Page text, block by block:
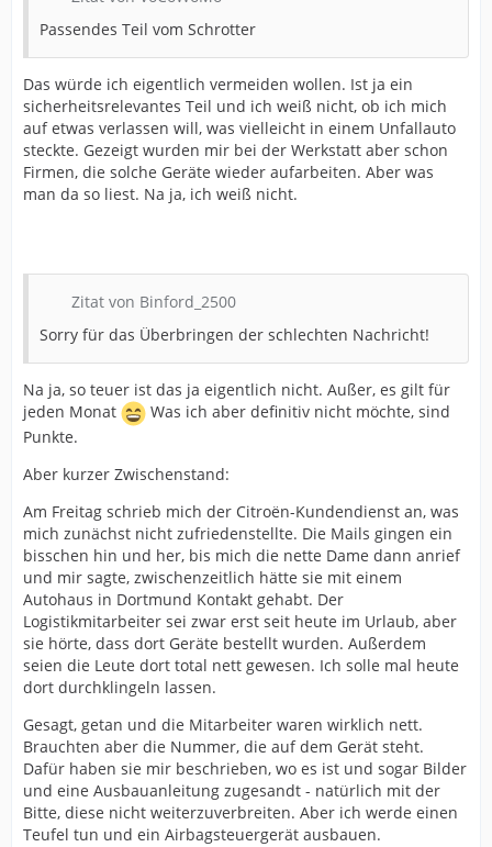
Passendes Teil vom Schrotter
Das würde ich eigentlich vermeiden wollen. Ist ja ein
sicherheitsrelevantes Teil und ich weiß nicht, ob ich mich
auf etwas verlassen will, was vielleicht in einem Unfallauto
steckte. Gezeigt wurden mir bei der Werkstatt aber schon
Firmen, die solche Geräte wieder aufarbeiten. Aber was
man da so liest. Na ja, ich weiß nicht.
Zitat von Binford_2500
Sorry für das Überbringen der schlechten Nachricht!
Na ja, so teuer ist das ja eigentlich nicht. Außer, es gilt für
jeden Monat
Was ich aber definitiv nicht möchte, sind
Punkte.
Aber kurzer Zwischenstand:
Am Freitag schrieb mich der Citroën-Kundendienst an, was
mich zunächst nicht zufriedenstellte. Die Mails gingen ein
bisschen hin und her, bis mich die nette Dame dann anrief
und mir sagte, zwischenzeitlich hätte sie mit einem
Autohaus in Dortmund Kontakt gehabt. Der
Logistikmitarbeiter sei zwar erst seit heute im Urlaub, aber
sie hörte, dass dort Geräte bestellt wurden. Außerdem
seien die Leute dort total nett gewesen. Ich solle mal heute
dort durchklingeln lassen.
Gesagt, getan und die Mitarbeiter waren wirklich nett.
Brauchten aber die Nummer, die auf dem Gerät steht.
Dafür haben sie mir beschrieben, wo es ist und sogar Bilder
und eine Ausbauanleitung zugesandt - natürlich mit der
Bitte, diese nicht weiterzuverbreiten. Aber ich werde einen
Teufel tun und ein Airbagsteuergerät ausbauen.